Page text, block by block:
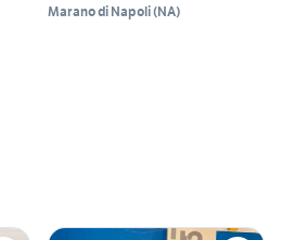
Marano di Napoli(NA)